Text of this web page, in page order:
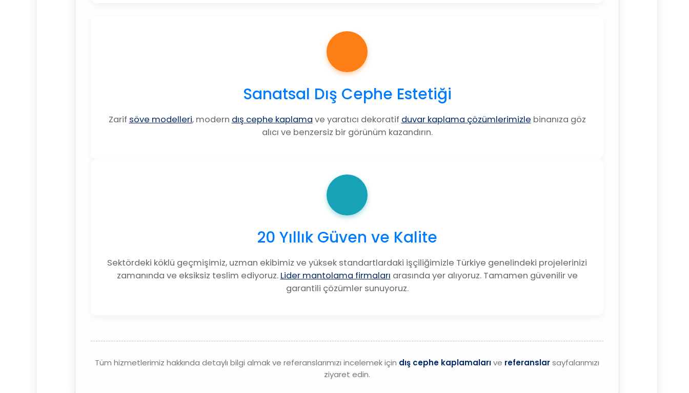
Sanatsal Dış Cephe Estetiği
Zarif söve modelleri, modern dış cephe kaplama ve yaratıcı dekoratif duvar kaplama çözümlerimizle binanıza göz
alıcı ve benzersiz bir görünüm kazandırın.
20 Yıllık Güven ve Kalite
Sektördeki köklü geçmişimiz, uzman ekibimiz ve yüksek standartlardaki işçiliğimizle Türkiye genelindeki projelerinizi
zamanında ve eksiksiz teslim ediyoruz. Lider mantolama firmaları arasında yer alıyoruz. Tamamen güvenilir ve
garantili çözümler sunuyoruz.
Tüm hizmetlerimiz hakkında detaylı bilgi almak ve referanslarımızı incelemek için dış cephe kaplamalarıve referanslarsayfalarımızı
ziyaret edin.